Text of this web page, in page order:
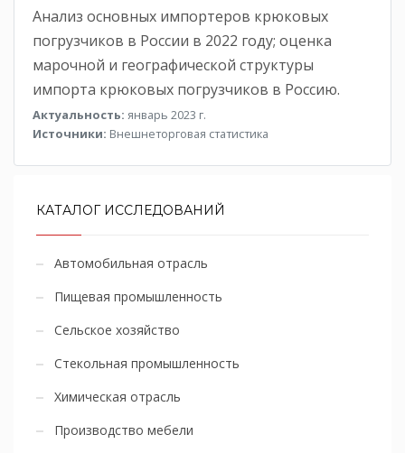
Анализ основных импортеров крюковых
погрузчиков в России в 2022 году; оценка
марочной и географической структуры
импорта крюковых погрузчиков в Россию.
Актуальность: январь 2023 г.
Источники: Внешнеторговая статистика
КАТАЛОГ ИССЛЕДОВАНИЙ
Автомобильная отрасль
Пищевая промышленность
Сельское хозяйство
Стекольная промышленность
Химическая отрасль
Производство мебели